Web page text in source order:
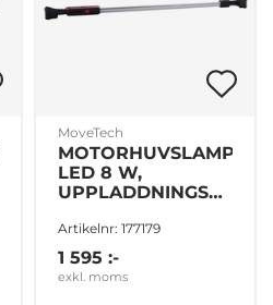
MoveTech
MOTORHUVSLAMPA
LED 8 W,
UPPLADDNINGSBAR,
Artikelnr: 177179
1 595 :-
exkl. moms